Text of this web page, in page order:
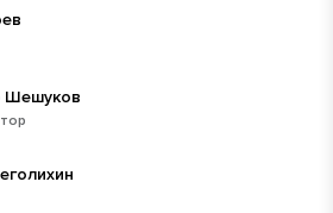
Шешуков